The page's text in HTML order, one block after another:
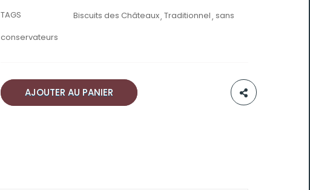
TAGS
Biscuits des Châteaux Traditionnel sans
conservateurs
AJOUTER AU PANIER